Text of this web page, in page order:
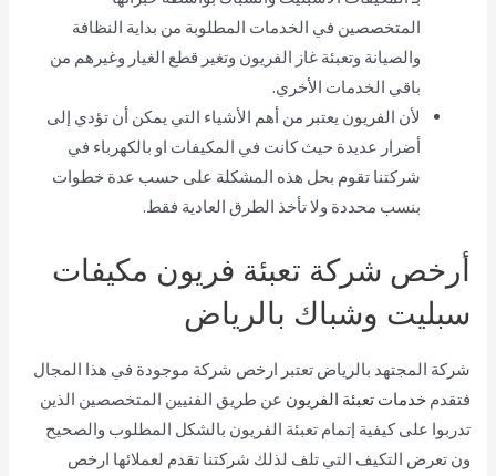
المتخصصين في الخدمات المطلوبة من بداية النظافة
والصيانة وتعبئة غاز الفريون وتغير قطع الغيار وغيرهم من
باقي الخدمات الأخري.
لأن الفريون يعتبر من أهم الأشياء التي يمكن أن تؤدي إلى
أضرار عديدة حيث كانت في المكيفات او بالكهرباء في
شركتنا تقوم بحل هذه المشكلة على حسب عدة خطوات
بنسب محددة ولا تأخذ الطرق العادية فقط.
أرخص شركة تعبئة فريون مكيفات
سبليت وشباك بالرياض
شركة المجتهد بالرياض تعتبر ارخص شركة موجودة في هذا المجال
فتقدم خدمات تعبئة الفريون عن طريق الفنيين المتخصصين الذين
تدربوا على كيفية إتمام تعبئة الفريون بالشكل المطلوب والصحيح
ون تعرض التكيف التي تلف لذلك شركتنا تقدم لعملائها ارخص